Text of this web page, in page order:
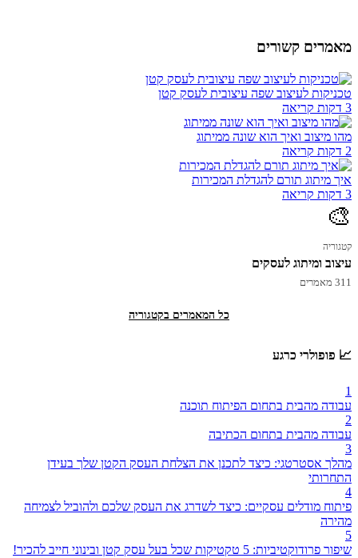
מאמרים קשורים
טכניקות לעיצוב שפה עיצובית לעסק קטן
3 דקות קריאה
מהו מיצוב ואיך הוא שונה ממיתוג
2 דקות קריאה
איך מיתוג תורם להגדלת המכירות
3 דקות קריאה
🎨
קטגוריה
עיצוב ומיתוג לעסקים
311 מאמרים
כל המאמרים בקטגוריה
📈 פופולרי כרגע
1
עבודה מהבית בתחום הפיתוח תוכנה
2
עבודה מהבית בתחום הכתיבה
3
מהלך אסטרטגי: כיצד לתכנן את הצלחת העסק הקטן שלך בעידן
התחרותי
4
פיתוח מודלים עסקיים: כיצד לשדרג את העסק שלכם ולהוביל לצמיחה
מהירה
5
שיפור פרודוקטיביות: 5 טקטיקות שכל בעל עסק קטן ובינוני חייב להכיר!